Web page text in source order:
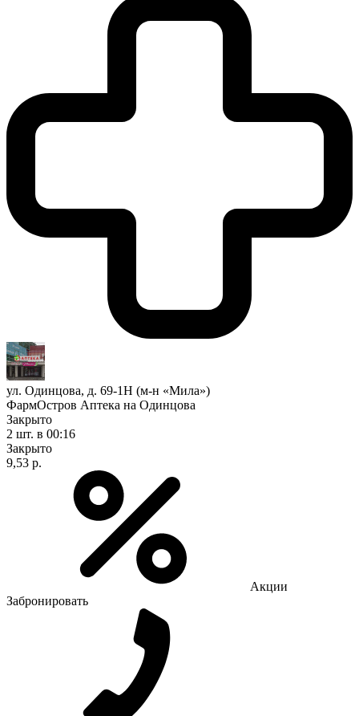
ул. Одинцова, д. 69-1Н (м-н «Мила»)
ФармОстров Аптека на Одинцова
Закрыто
2 шт. в 00:16
Закрыто
9,53 р.
Акции
Забронировать